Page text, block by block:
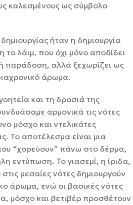
καλεσμένους ως σύμβολο
ήταν η δημιουργία
λάιμ, που όχι μόνο αποδίδει
παράδοση, αλλά ξεχωρίζει ως
άρωμα.
και τη δροσιά της
αρμονικά τις νότες
μόσχο και ντελικάτες
Το αποτέλεσμα είναι μια
“χορεύουν” πάνω στο δέρμα,
εντύπωση. Το γιασεμί, η ίριδα,
μεσαίες νότες δημιουργούν
άρωμα, ενώ οι βασικές νότες
μόσχο και βετιβέρ προσθέτουν